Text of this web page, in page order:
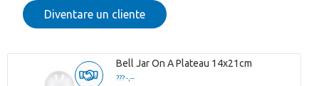
Diventare un cliente
Bell Jar On A Plateau 14x21cm
??? -,--